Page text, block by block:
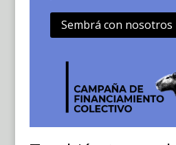
Sembrá con nosotros